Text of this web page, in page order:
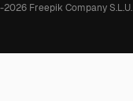
2026Freepik Company S.L.U.